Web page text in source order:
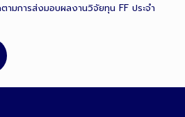
ามการส่งมอบผลงานวิจัยทุน FF ประจำ